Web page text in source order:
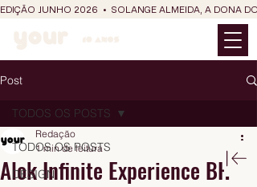
EDIÇÃO JUNHO 2026  •  SOLANGE ALMEIDA, A DONA
Post
TODOS OS POSTS
DESIGN
TODOS OS POSTS
Alok Infinite Experience BH
Redação
1 min de leitura